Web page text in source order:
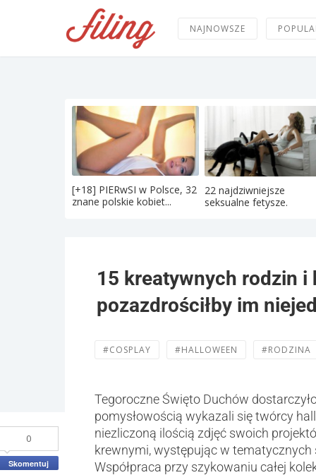
NAJNOWSZE
[+18] PIERwSI w Polsce, 32
znane polskie kobiet...
22 najdziwniejsze
seksualne fetysze.
15 kreatywnych rodzin
pozazdrościłby im
#COSPLAY #HALLOWEEN #RODZINA
0
Skomentuj
Tegoroczne Święto Duchów
pomysłowością wykazali się twórcy
niezliczoną ilością zdjęć swoich
krewnymi, występując w
Współpraca przy szykowaniu całej